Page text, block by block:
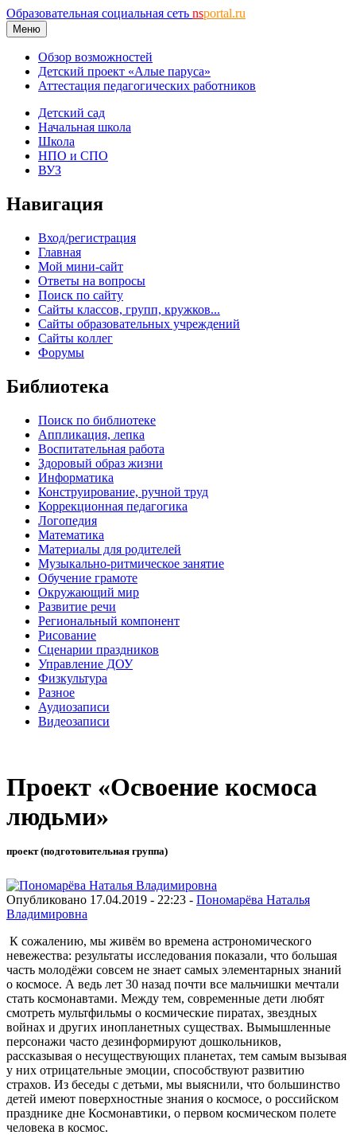
Образовательная социальная сеть nsportal.ru
Меню
Обзор возможностей
Детский проект «Алые паруса»
Аттестация педагогических работников
Детский сад
Начальная школа
Школа
НПО и СПО
ВУЗ
Навигация
Вход/регистрация
Главная
Мой мини-сайт
Ответы на вопросы
Поиск по сайту
Сайты классов, групп, кружков...
Сайты образовательных учреждений
Сайты коллег
Форумы
Библиотека
Поиск по библиотеке
Аппликация, лепка
Воспитательная работа
Здоровый образ жизни
Информатика
Конструирование, ручной труд
Коррекционная педагогика
Логопедия
Математика
Материалы для родителей
Музыкально-ритмическое занятие
Обучение грамоте
Окружающий мир
Развитие речи
Региональный компонент
Рисование
Сценарии праздников
Управление ДОУ
Физкультура
Разное
Аудиозаписи
Видеозаписи
Проект «Освоение космоса
людьми»
проект (подготовительная группа)
Опубликовано 17.04.2019 - 22:23 - Пономарёва Наталья
Владимировна
К сожалению, мы живём во времена астрономического
невежества: результаты исследования показали, что большая
часть молодёжи совсем не знает самых элементарных знаний
о космосе. А ведь лет 30 назад почти все мальчишки мечтали
стать космонавтами. Между тем, современные дети любят
смотреть мультфильмы о космические пиратах, звездных
войнах и других инопланетных существах. Вымышленные
персонажи часто дезинформируют дошкольников,
рассказывая о несуществующих планетах, тем самым вызывая
у них отрицательные эмоции, способствуют развитию
страхов. Из беседы с детьми, мы выяснили, что большинство
детей имеют поверхностные знания о космосе, о российском
празднике дне Космонавтики, о первом космическом полете
человека в космос.